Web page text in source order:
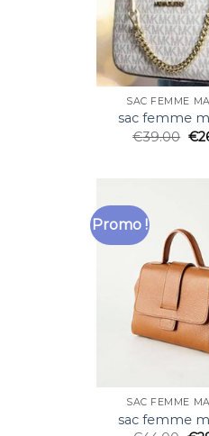
SAC FEMME
sac femme
€39.00 €
Promo !
SAC FEMME
sac femme